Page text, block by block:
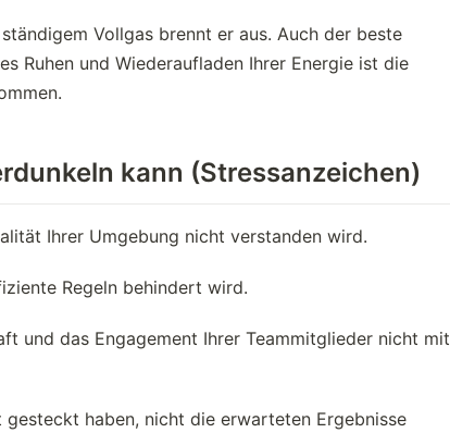
Vollgas brennt er aus. Auch der beste
Ruhen und Wiederaufladen Ihrer Energie ist die
kann (Stressanzeichen)
Ihrer Umgebung nicht verstanden wird.
Regeln behindert wird.
und das Engagement Ihrer Teammitglieder nicht mit
haben, nicht die erwarteten Ergebnisse